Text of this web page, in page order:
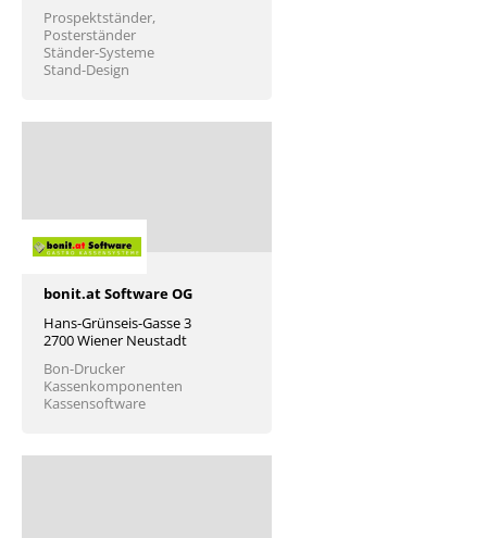
Prospektständer,
Posterständer
Ständer-Systeme
Stand-Design
bonit.at Software OG
Hans-Grünseis-Gasse 3
2700 Wiener Neustadt
Bon-Drucker
Kassenkomponenten
Kassensoftware